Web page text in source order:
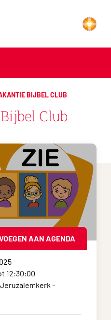
BIJBEL CLUB
Club
AAN AGENDA
12:30:00
-